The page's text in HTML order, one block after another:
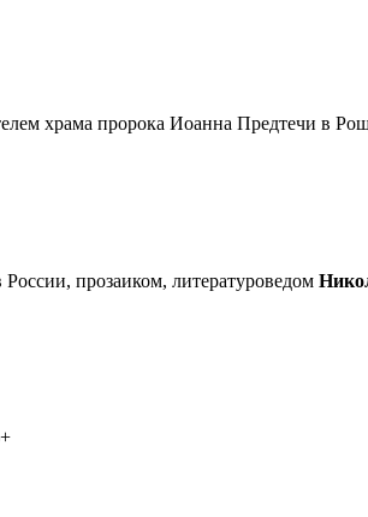
храма пророка Иоанна Предтечи в
прозаиком, литературоведом